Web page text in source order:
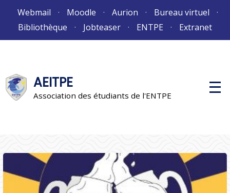
Webmail Moodle Aurion
Bureau virtuel
Bibliothèque
Jobteaser ENTPE Extranet
AEITPE
Association des étudiants de l'ENTPE
M
e
c
a